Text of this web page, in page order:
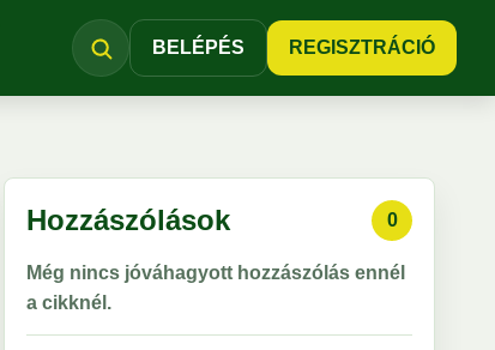
BELÉPÉS REGISZTRÁCIÓ
Hozzászólások 0
Még nincs jóváhagyott hozzászólás ennél
a cikknél.